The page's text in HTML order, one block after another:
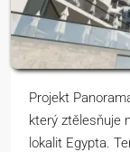
Projekt
který ztělesňuje
lokalit Egypta.